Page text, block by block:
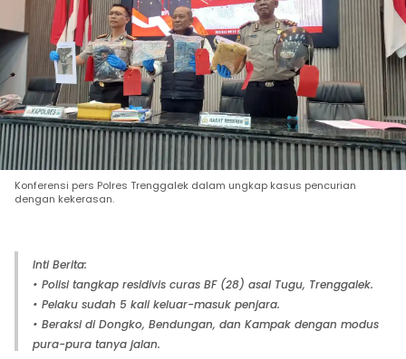
Konferensi pers Polres Trenggalek dalam ungkap kasus pencurian
dengan kekerasan.
Inti Berita:
• Polisi tangkap residivis curas BF (28) asal Tugu, Trenggalek.
• Pelaku sudah 5 kali keluar-masuk penjara.
• Beraksi di Dongko, Bendungan, dan Kampak dengan modus
pura-pura tanya jalan.